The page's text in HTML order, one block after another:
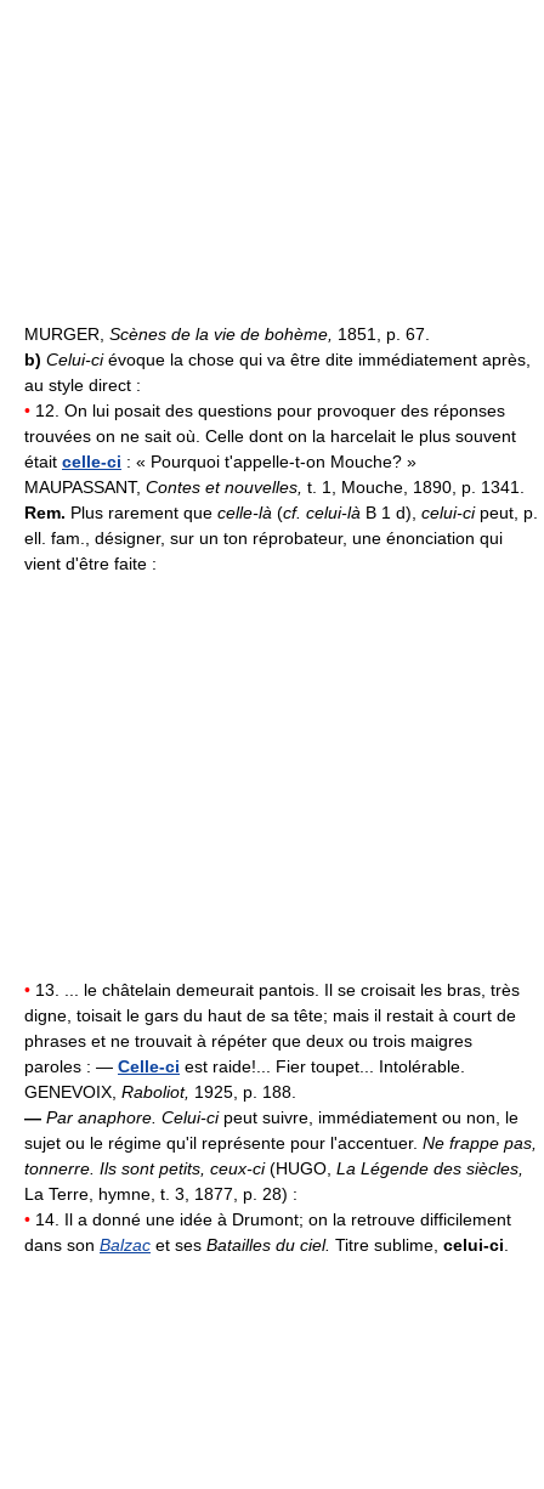
MURGER, Scènes de la vie de bohème, 1851, p. 67.
b) Celui-ciévoque la chose qui va être dite immédiatement après,
au style direct :
• 12. On lui posait des questions pour provoquer des réponses
trouvées on ne sait où. Celle dont on la harcelait le plus souvent
était celle-ci : « Pourquoi t'appelle-t-on Mouche? »
MAUPASSANT, Contes et nouvelles, t. 1, Mouche, 1890, p. 1341.
Rem. Plus rarement que celle-là (cf. celui-là B 1 d), celui-ci peut, p.
ell. fam., désigner, sur un ton réprobateur, une énonciation qui
vient d'être faite :
• 13. ... le châtelain demeurait pantois. Il se croisait les bras, très
digne, toisait le gars du haut de sa tête; mais il restait à court de
phrases et ne trouvait à répéter que deux ou trois maigres
paroles : — Celle-ci est raide!... Fier toupet... Intolérable.
GENEVOIX, Raboliot, 1925, p. 188.
— Par anaphore. Celui-cipeut suivre, immédiatement ou non, le
sujet ou le régime qu'il représente pour l'accentuer. Ne frappe pas,
tonnerre. Ils sont petits, ceux-ci(HUGO, La Légende des siècles,
La Terre, hymne, t. 3, 1877, p. 28) :
• 14. Il a donné une idée à Drumont; on la retrouve difficilement
dans son Balzac et ses Batailles du ciel. Titre sublime, celui-ci